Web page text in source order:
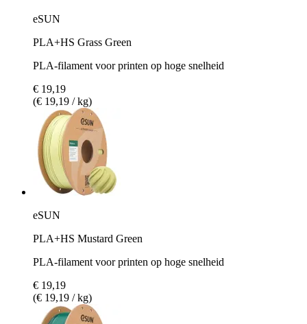
eSUN
PLA+HS Grass Green
PLA-filament voor printen op hoge snelheid
€ 19,19
(€ 19,19 / kg)
eSUN
PLA+HS Mustard Green
PLA-filament voor printen op hoge snelheid
€ 19,19
(€ 19,19 / kg)